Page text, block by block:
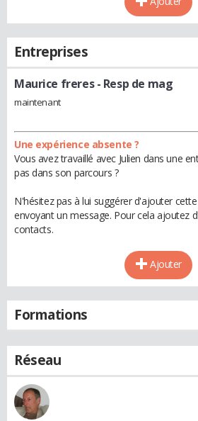
Entreprises
Maurice freres- Resp de mag
maintenant
Une expérience absente ?
Vous avez travaillé avec Julien dans une
pas dans son parcours ?
N'hésitez pas à lui suggérer d'ajouter
envoyant un message. Pour cela ajoutez
contacts.
Ajouter
Formations
Réseau